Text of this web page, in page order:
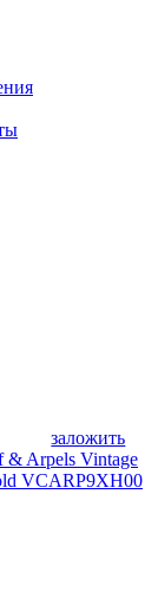
заложить
& Arpels Vintage
VCARP9XH00